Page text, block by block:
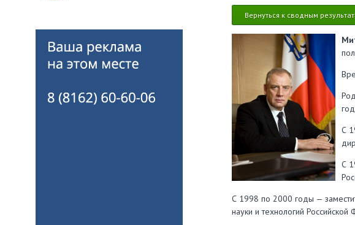
Вернуться к сводным
С
С
С 1998 по 2000 годы —
науки и технологий